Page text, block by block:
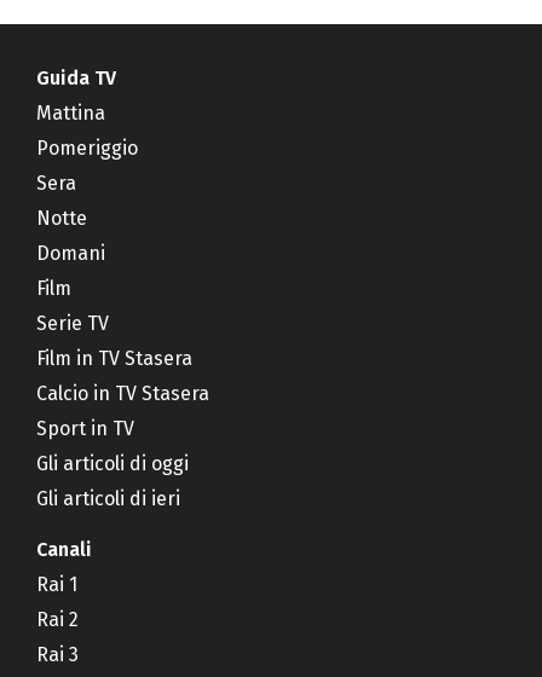
Guida TV
Mattina
Pomeriggio
Sera
Notte
Domani
Film
Serie TV
Film in TV Stasera
Calcio in TV Stasera
Sport in TV
Gli articoli di oggi
Gli articoli di ieri
Canali
Rai 1
Rai 2
Rai 3